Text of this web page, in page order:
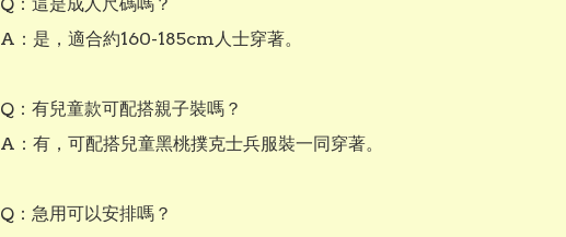
A：是，適合約160-185cm人士穿著。
Q：有兒童款可配搭親子裝嗎？
A：有，可配搭兒童黑桃撲克士兵服裝一同穿著。
Q：急用可以安排嗎？